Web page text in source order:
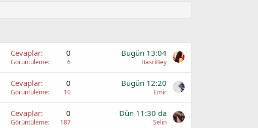
Cevaplar 0
Görüntüleme 6
Bugün 13:04
BasriBey
Cevaplar 0
Görüntüleme 10
Bugün 12:20
Emir
Cevaplar 0
Görüntüleme 187
Dün 11:30 da
Selin